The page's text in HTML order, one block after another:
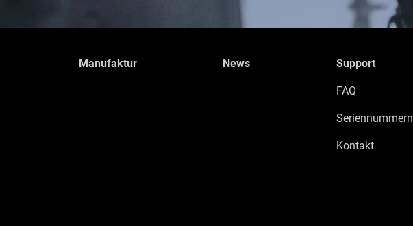
Manufaktur News Support
FAQ
Seriennummern
Kontakt